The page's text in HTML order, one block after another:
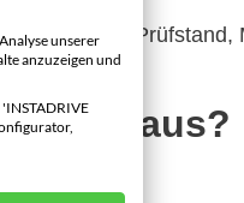
Videoinhalt:
Plaid aus?
unserer
anzuzeigen und